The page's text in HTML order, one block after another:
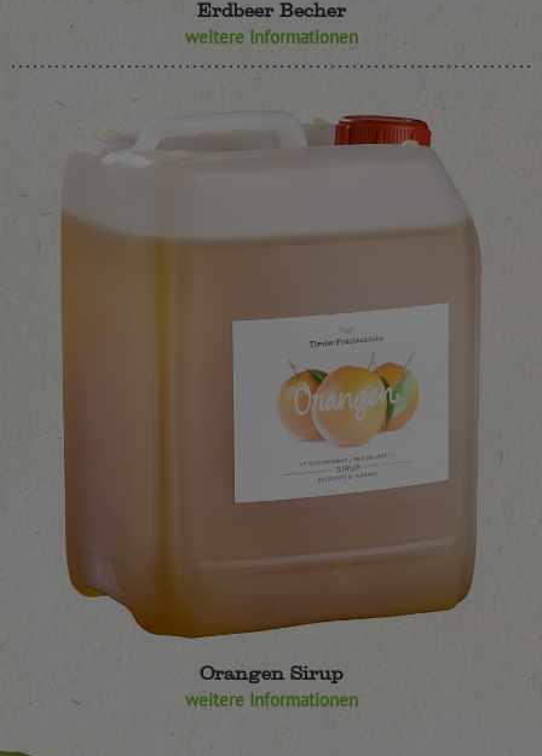
Erdbeer Becher
weitere Informationen
Orangen Sirup
weitere Informationen